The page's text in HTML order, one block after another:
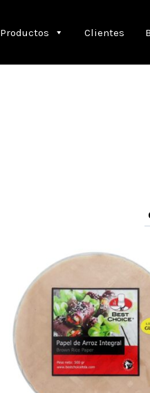
Productos Clientes